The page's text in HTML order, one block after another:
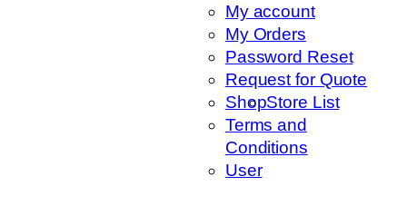
My account
My Orders
Password Reset
Request for Quote
ShopStore List
Terms and
Conditions
User